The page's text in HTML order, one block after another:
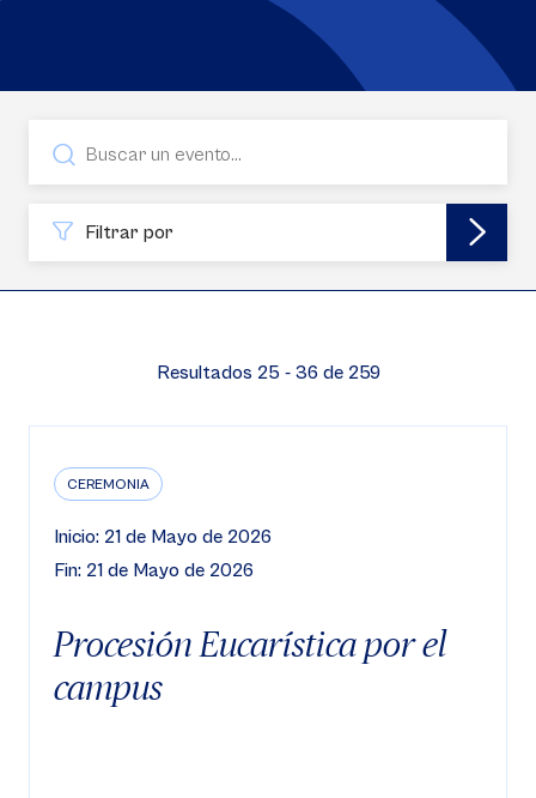
Filtrar por
Resultados 25 - 36 de 259
CEREMONIA
Inicio: 21 de Mayo de 2026
Fin: 21 de Mayo de 2026
Procesión Eucarística por el
campus